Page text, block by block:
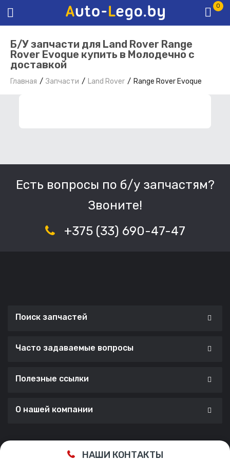
0
Б/У запчасти для Land Rover Range
Rover Evoque купить в Молодечно с
доставкой
Главная Запчасти Land Rover Range Rover Evoque
Есть вопросы по б/у запчастям?
Звоните!
+375 (33) 690-47-47
Поиск запчастей
Часто задаваемые вопросы
Полезные ссылки
О нашей компании
Сделано с ❤️ вCherry Lab Agency
НАШИ КОНТАКТЫ